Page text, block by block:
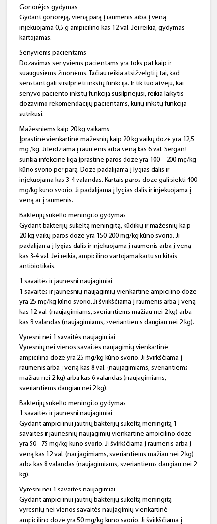
Gonorėjos gydymas
Gydant gonorėją, vieną parą į raumenis arba į veną
injekuojama 0,5 g ampicilino kas 12 val. Jei reikia, gydymas
kartojamas.
Senyviems pacientams
Dozavimas senyviems pacientams yra toks pat kaip ir
suaugusiems žmonėms. Tačiau reikia atsižvelgti į tai, kad
senstant gali susilpnėti inkstų funkcija. Ir tik tuo atveju, kai
senyvo paciento inkstų funkcija susilpnėjusi, reikia laikytis
dozavimo rekomendacijų pacientams, kurių inkstų funkcija
sutrikusi.
Mažesniems kaip 20 kg vaikams
Įprastinė vienkartinė mažesnių kaip 20 kg vaikų dozė yra 12,5
mg /kg. Ji leidžiama į raumenis arba veną kas 6 val. Sergant
sunkia infekcine liga įprastinė paros dozė yra 100 – 200 mg/kg
kūno svorio per parą. Dozė padalijama į lygias dalis ir
injekuojama kas 3-4 valandas. Kartais paros dozė gali siekti 400
mg/kg kūno svorio. Ji padalijama į lygias dalis ir injekuojama į
veną ar į raumenis.
Bakterijų sukelto meningito gydymas
Gydant bakterijų sukeltą meningitą, kūdikių ir mažesnių kaip
20 kg vaikų paros dozė yra 150-200 mg/kg kūno svorio. Ji
padalijama į lygias dalis ir injekuojama į raumenis arba į veną
kas 3-4 val. Jei reikia, ampicilino vartojama kartu su kitais
antibiotikais.
1 savaitės ir jaunesni naujagimiai
1 savaitės ir jaunesnių naujagimių vienkartinė ampicilino dozė
yra 25 mg/kg kūno svorio. Ji švirkščiama į raumenis arba į veną
kas 12 val. (naujagimiams, sveriantiems mažiau nei 2 kg) arba
kas 8 valandas (naujagimiams, sveriantiems daugiau nei 2 kg).
Vyresni nei 1 savaitės naujagimiai
Vyresnių nei vienos savaitės naujagimių vienkartinė
ampicilino dozė yra 25 mg/kg kūno svorio. Ji švirkščiama į
raumenis arba į veną kas 8 val. (naujagimiams, sveriantiems
mažiau nei 2 kg) arba kas 6 valandas (naujagimiams,
sveriantiems daugiau nei 2 kg).
Bakterijų sukelto meningito gydymas
1 savaitės ir jaunesni naujagimiai
Gydant ampicilinui jautrių bakterijų sukeltą meningitą 1
savaitės ir jaunesnių naujagimių vienkartinė ampicilino dozė
yra 50 - 75 mg/kg kūno svorio. Ji švirkščiama į raumenis arba į
veną kas 12 val. (naujagimiams, sveriantiems mažiau nei 2 kg)
arba kas 8 valandas (naujagimiams, sveriantiems daugiau nei 2
kg).
Vyresni nei 1 savaitės naujagimiai
Gydant ampicilinui jautrių bakterijų sukeltą meningitą
vyresnių nei vienos savaitės naujagimių vienkartinė
ampicilino dozė yra 50 mg/kg kūno svorio. Ji švirkščiama į